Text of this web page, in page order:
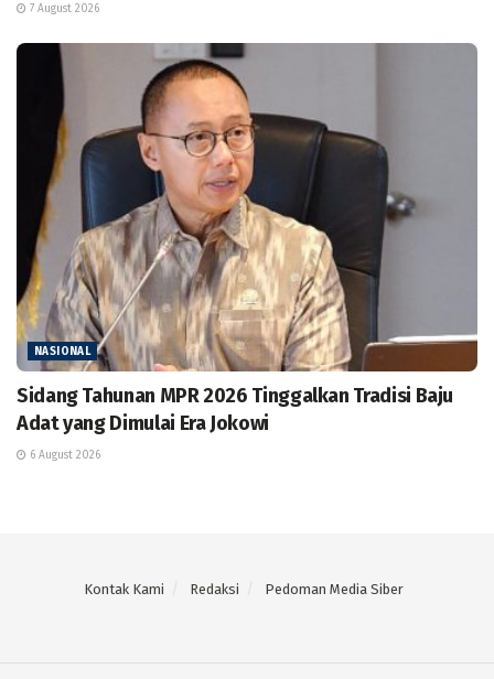
7 August 2026
NASIONAL
Sidang Tahunan MPR 2026 Tinggalkan Tradisi Baju
Adat yang Dimulai Era Jokowi
6 August 2026
Kontak Kami Redaksi Pedoman Media Siber